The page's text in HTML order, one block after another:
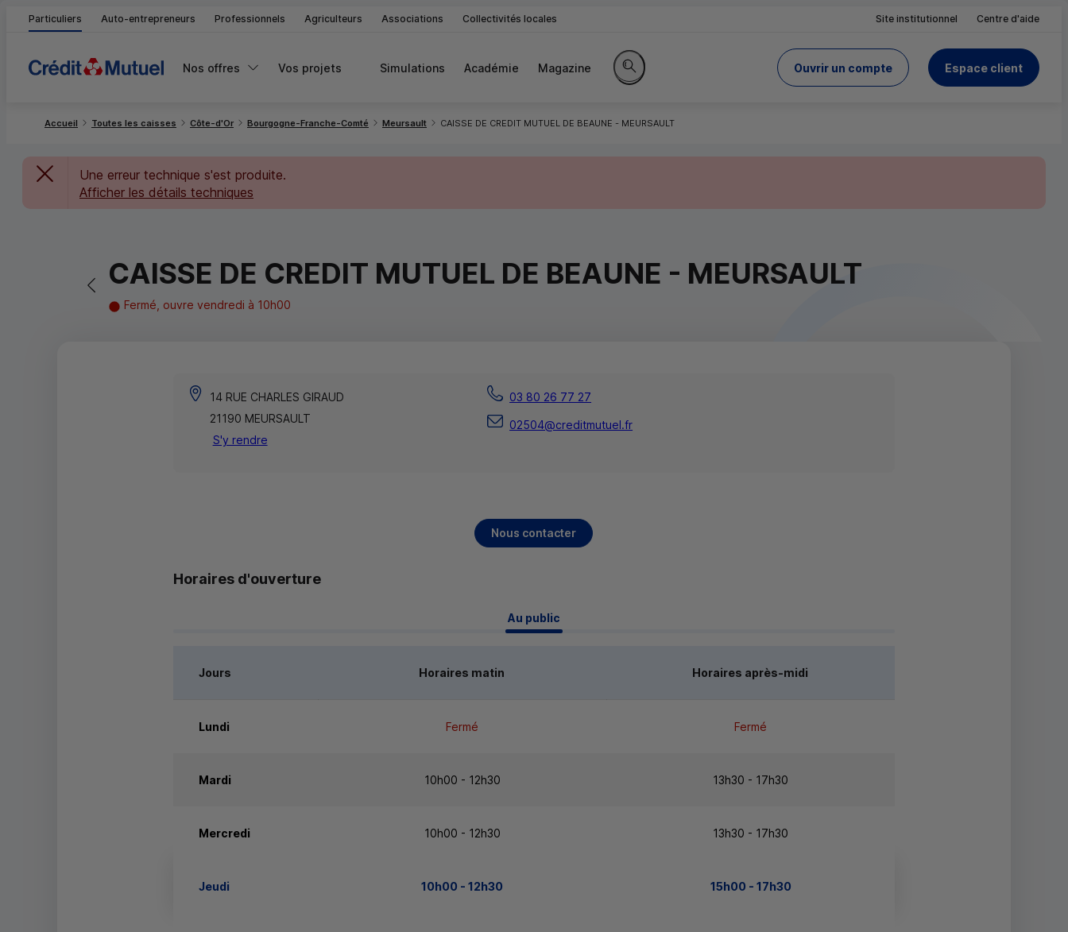
Particuliers Auto-entrepreneurs Professionnels Agriculteurs Associations Collectivités locales Site institutionnel Centre d'aide
Nos offres Vos projets Simulations Académie Magazine
Rechercher sur le site
Ouvrir un compte
du Crédit Mutuel Espace client
Accueil Toutes les caisses Côte-d'Or Bourgogne-Franche-Comté Meursault CAISSE DE CREDIT MUTUEL DE BEAUNE - MEURSAULT
Une erreur technique s'est produite.
Afficher les détails techniques
Retour vers la page précédente
CAISSE DE CREDIT MUTUEL DE BEAUNE - MEURSAULT
Fermé, ouvre vendredi à 10h00
14 RUE CHARLES GIRAUD
21190 MEURSAULT
S'y rendre
03 80 26 77 27
02504@creditmutuel.fr
Nous contacter
Horaires d'ouverture
Au public
Jours Horaires matin Horaires après-midi
Lundi Fermé Fermé
Mardi 10h00 - 12h30 13h30 - 17h30
Mercredi 10h00 - 12h30 13h30 - 17h30
Jeudi 10h00 - 12h30 15h00 - 17h30